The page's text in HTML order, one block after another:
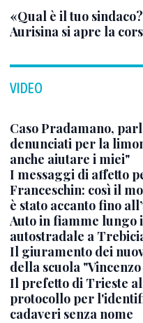
«Qual è il tuo
Aurisina si apre la
VIDEO
Caso Pradamano,
denunciati per la
anche aiutare i miei"
I messaggi di affetto
Franceschin: così il
è stato accanto fino
Auto in fiamme lungo
autostradale a
Il giuramento dei
della scuola
Il prefetto di Trieste
protocollo per
cadaveri senza nome